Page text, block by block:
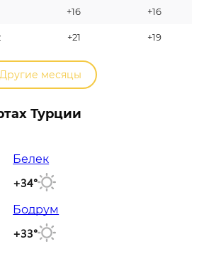
+16 +16
+21 +19
Другие месяцы
Турции
Белек
+34°
Бодрум
+33°